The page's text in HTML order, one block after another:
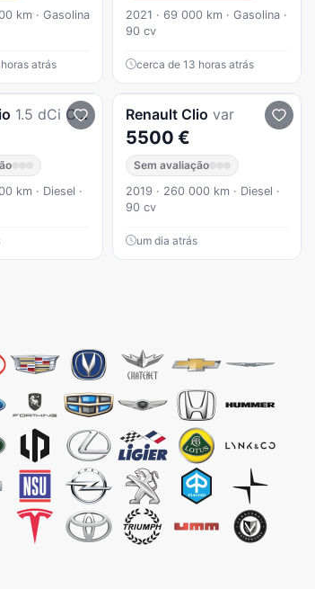
km · Gasolina
atrás
2021 · 69 000 km · Gasolina ·
90 cv
cerca de 13 horas atrás
1.5 dCi Confort
km · Diesel ·
Renault Clio var
5500 €
Sem avaliação
2019 · 260 000 km · Diesel ·
90 cv
um dia atrás